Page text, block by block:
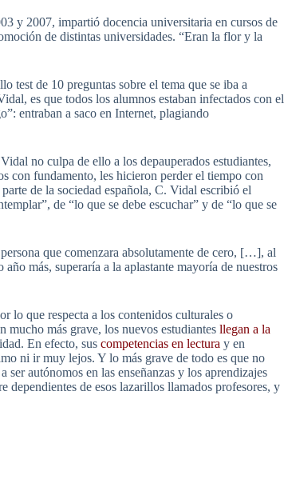
y 2007, impartió docencia universitaria en cursos de
de distintas universidades. “Eran la flor y la
test de 10 preguntas sobre el tema que se iba a
es que todos los alumnos estaban infectados con el
entraban a saco en Internet, plagiando
no culpa de ello a los depauperados estudiantes,
con fundamento, les hicieron perder el tiempo con
de la sociedad española, C. Vidal escribió el
de “lo que se debe escuchar” y de “lo que se
que comenzara absolutamente de cero, […], al
más, superaría a la aplastante mayoría de nuestros
lo que respecta a los contenidos culturales o
mucho más grave, los nuevos estudiantes llegan a la
En efecto, sus competencias en lectura y en
ni ir muy lejos. Y lo más grave de todo es que no
autónomos en las enseñanzas y los aprendizajes
dependientes de esos lazarillos llamados profesores, y